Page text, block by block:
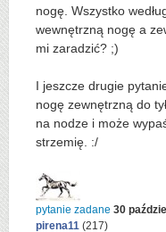
nogę. Wszystko
wewnętrzną nogę a
mi zaradzić? ;)
I jeszcze drugie
nogę zewnętrzną do
na nodze i może
strzemię. :/
pytanie zadane 30
pirena11 (217)